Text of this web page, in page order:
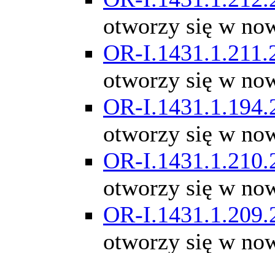
otworzy się w
OR-
otworzy się w
OR-
otworzy się w
OR-
otworzy się w
OR-
otworzy się w